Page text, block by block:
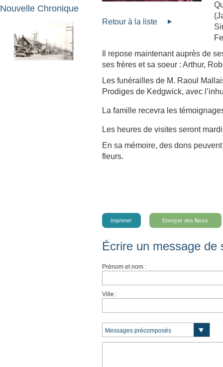
Retour à la liste
Il repose maintenant auprès de
ses frères et sa soeur : Arthur,
Les funérailles de M. Raoul
Prodiges de Kedgwick, avec
La famille recevra les
Les heures de visites seront
En sa mémoire, des dons
fleurs.
Imprimer Envoyer des fleurs
Écrire un message de
Prénom et nom :
Ville :
Nouvelle Chronique